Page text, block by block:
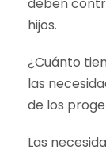
hijos.
¿Cuánto
las
de los
Las